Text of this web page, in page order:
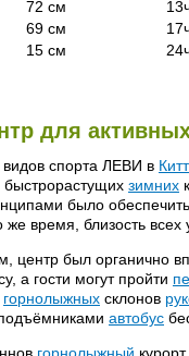
72 см
69 см
15 см
для
видов спорта ЛЕВИ в
зимних
было
же время, близость всех
центр был органично
а гости могут пройти
горнолыжных склонов
автобус